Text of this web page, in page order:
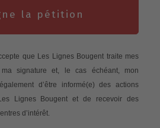
la pétition
que Les Lignes Bougent traite mes
signature et, le cas échéant, mon
d’être informé(e) des actions
Lignes Bougent et de recevoir des
d’intérêt.